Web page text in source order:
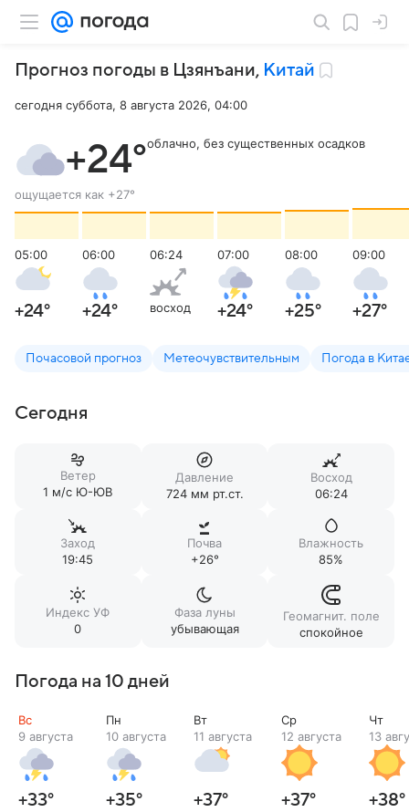
Прогноз погоды в Цзянъани, Китай
сегодня суббота, 8 августа 2026, 04:00
+24°
ощущается как +27°
облачно, без существенных осадков
05:00
+24°
06:00
+24°
06:24
восход
07:00
+24°
08:00
+25°
09:00
+27°
Почасовой прогноз Метеочувствительным Погода в
Сегодня
Ветер
1 м/c Ю-ЮВ
Давление
724 мм рт.ст.
Восход
06:24
Заход
19:45
Почва
+26°
Влажность
85%
Индекс УФ
0
Фаза луны
убывающая
Геомагнит. поле
спокойное
Погода на 10 дней
Вс
9 августа
+33°
Пн
10 августа
+35°
Вт
11 августа
+37°
Ср
12 августа
+37°
Чт
13
+38°